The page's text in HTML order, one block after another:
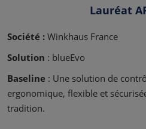
Lauréat
Société : Winkhaus France
Solution : blueEvo
Baseline : Une solution de
ergonomique, flexible et
tradition.